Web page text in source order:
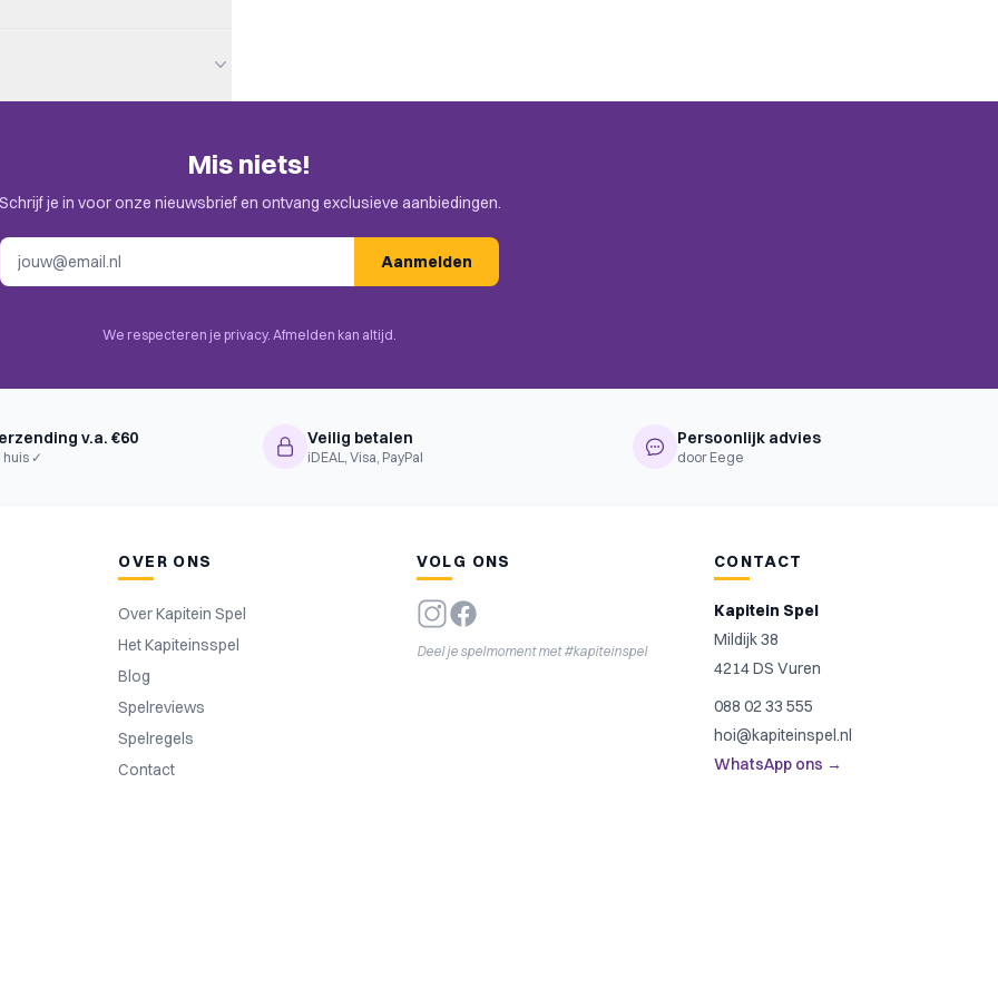
Check de uitnodiging in jeMis niets!
Schrijf je in voor onze nieuwsbrief en ontvang exclusieve aanbiedingen.
Aanmelden
We respecteren je privacy. Afmelden kan altijd.
v.a. €60
huis ✓
Veilig betalen
iDEAL, Visa, PayPal
Persoonlijk advies
door Eege
OVER ONS
Over Kapitein Spel
Het Kapiteinsspel
Blog
Spelreviews
Spelregels
Contact
VOLG ONS
Deel je spelmoment met #kapiteinspel
CONTACT
Kapitein Spel
Mildijk 38
4214 DS Vuren
088 02 33 555
hoi@kapiteinspel.nl
WhatsApp ons →